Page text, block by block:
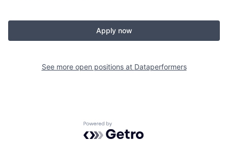
Apply now
See more open positions at Dataperformers
Powered by Getro.com